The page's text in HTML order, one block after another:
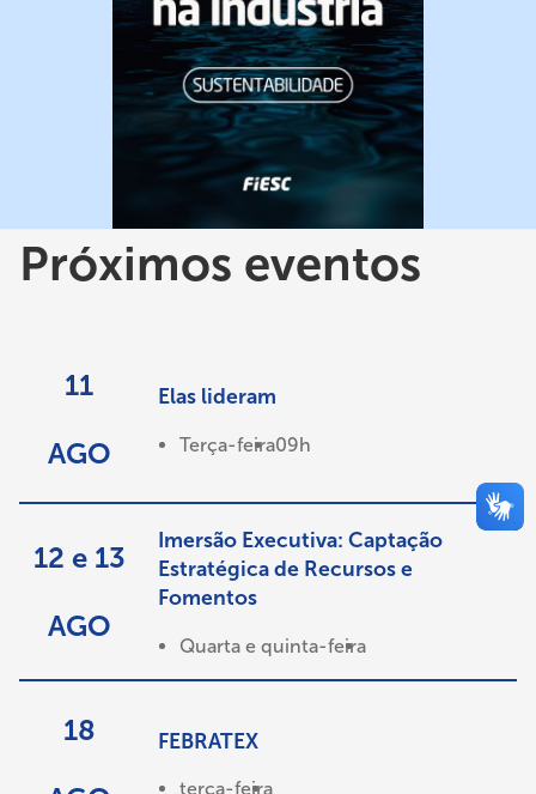
Próximos eventos
11
AGO
Elas lideram
Terça-feira09h
12 e 13
AGO
Imersão Executiva: Captação
Estratégica de Recursos e
Fomentos
Quarta e quinta-feira
18
FEBRATEX
terça-feira